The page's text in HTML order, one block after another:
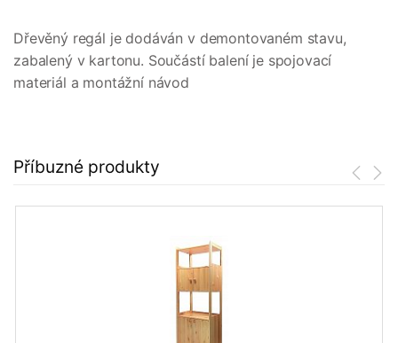
Dřevěný regál je dodáván v demontovaném stavu,
zabalený v kartonu. Součástí balení je spojovací
materiál a montážní návod
Příbuzné produkty